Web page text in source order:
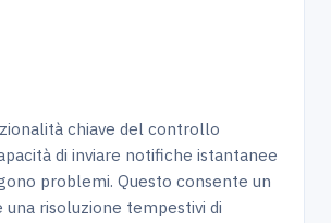
chiave del controllo
di inviare notifiche istantanee
problemi. Questo consente un
risoluzione tempestivi di